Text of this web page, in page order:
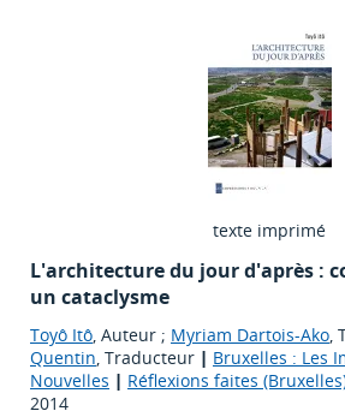
texte imprimé
L'architecture du jour d'après :
un cataclysme
Toyô Itô, Auteur ; Myriam Dartois-Ako,
Quentin, Traducteur | Bruxelles : Les
Nouvelles | Réflexions faites
2014